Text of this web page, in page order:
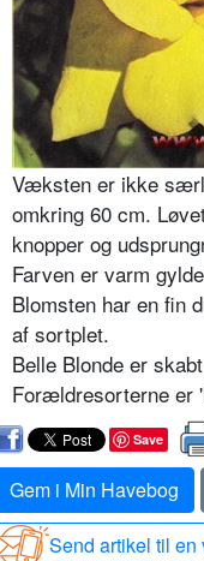
Væksten er ikke
omkring 60 cm.
knopper og
Farven er varm
Blomsten har en fin
af sortplet.
Belle Blonde er
Forældresorterne er
Save
Gem i Min Havebog
Send artikel til en